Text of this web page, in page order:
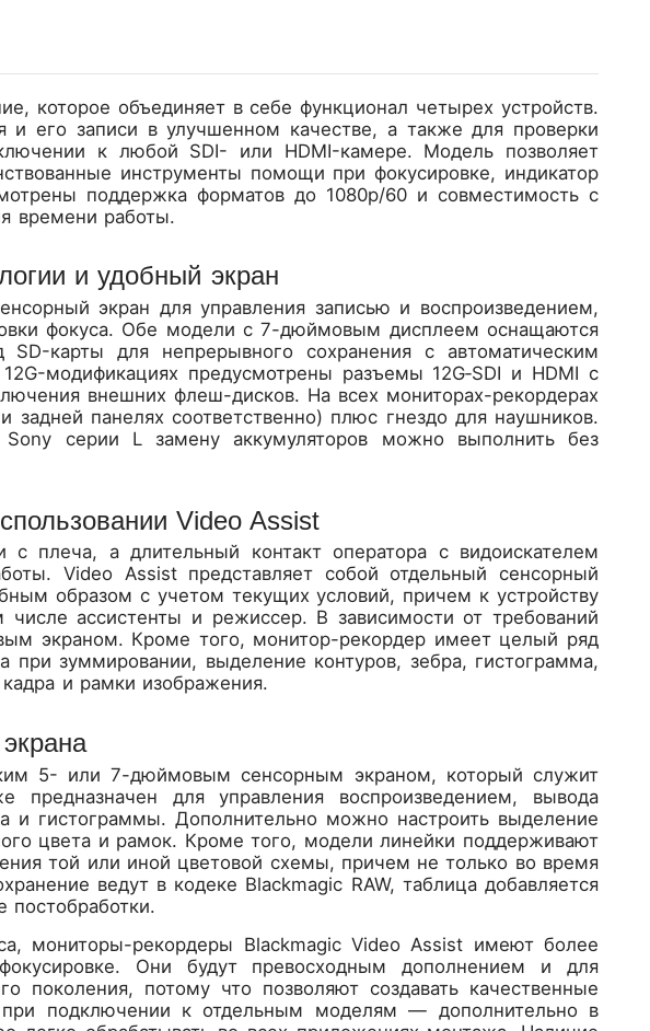
которое объединяет в себе функционал четырех устройств.
его записи в улучшенном качестве, а также для проверки
к любой SDI- или HDMI-камере. Модель позволяет
инструменты помощи при фокусировке, индикатор
поддержка форматов до 1080p/60 и совместимость с
времени работы.
и удобный экран
экран для управления записью и воспроизведением,
фокуса. Обе модели с 7-дюймовым дисплеем оснащаются
карты для непрерывного сохранения с автоматическим
модификациях предусмотрены разъемы 12G‑SDI и HDMI с
внешних флеш-дисков. На всех мониторах-рекордерах
панелях соответственно) плюс гнездо для наушников.
серии L замену аккумуляторов можно выполнить без
Video Assist
плеча, а длительный контакт оператора с видоискателем
Video Assist представляет собой отдельный сенсорный
образом с учетом текущих условий, причем к устройству
ассистенты и режиссер. В зависимости от требований
экраном. Кроме того, монитор-рекордер имеет целый ряд
при зуммировании, выделение контуров, зебра, гистограмма,
и рамки изображения.
5- или 7-дюймовым сенсорным экраном, который служит
для управления воспроизведением, вывода
и гистограммы. Дополнительно можно настроить выделение
цвета и рамок. Кроме того, модели линейки поддерживают
той или иной цветовой схемы, причем не только во время
ведут в кодеке Blackmagic RAW, таблица добавляется
постобработки.
мониторы-рекордеры Blackmagic Video Assist имеют более
Они будут превосходным дополнением и для
поколения, потому что позволяют создавать качественные
подключении к отдельным моделям — дополнительно в